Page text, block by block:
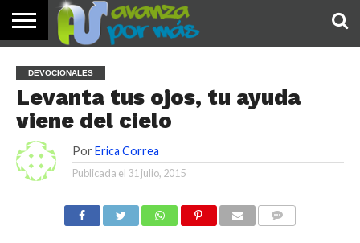
PALABRA
DE HOY
DEVOCIONALES
NOTICIAS
TESTIMONIOS
ORACIONES
SOBRE
NOSOTROS
IMÁGENES
DEVOCIONALES
Levanta tus ojos, tu ayuda
viene del cielo
Por Erica Correa
Publicada el 31 julio, 2015